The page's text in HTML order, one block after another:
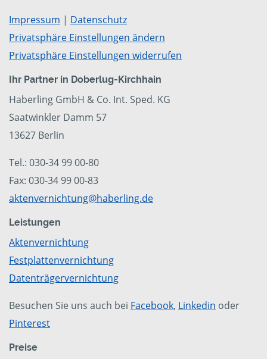
Impressum | Datenschutz
Privatsphäre Einstellungen ändern
Privatsphäre Einstellungen widerrufen
Ihr Partner in Doberlug-Kirchhain
Haberling GmbH & Co. Int. Sped. KG
Saatwinkler Damm 57
13627 Berlin
Tel.: 030-34 99 00-80
Fax: 030-34 99 00-83
aktenvernichtung@haberling.de
Leistungen
Aktenvernichtung
Festplattenvernichtung
Datenträgervernichtung
Besuchen Sie uns auch bei Facebook, Linkedin oder
Pinterest
Preise